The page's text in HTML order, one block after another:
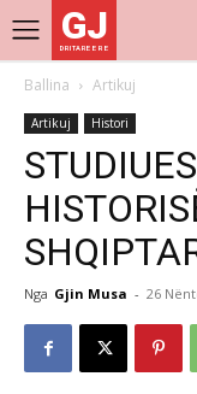
GJ
DRITARE E RE
Ballina Artikuj
Artikuj Histori
Nga Gjin Musa - 26